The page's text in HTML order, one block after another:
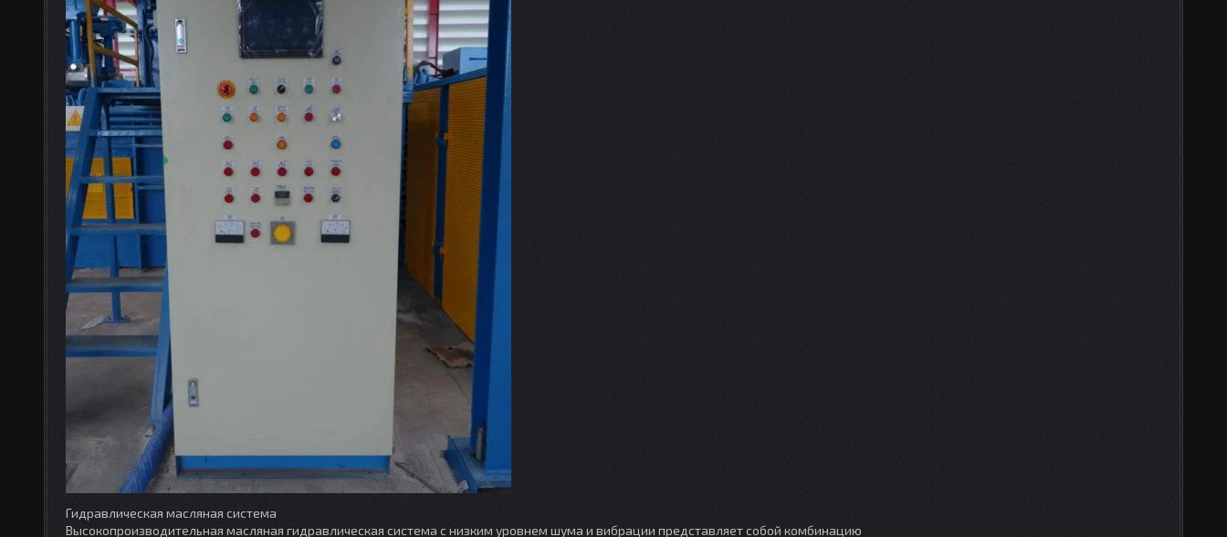
Гидравлическая масляная система
Высокопроизводительная масляная гидравлическая система с низким уровнем шума и вибрации представляет собой комбинацию